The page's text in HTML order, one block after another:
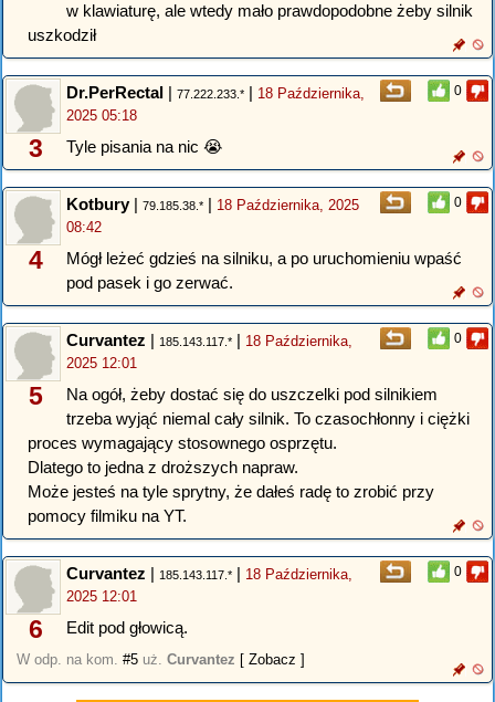
w klawiaturę, ale wtedy mało prawdopodobne żeby silnik
uszkodził
0
3
Dr.PerRectal | 77.222.233.* | 18 Października,
2025 05:18
Tyle pisania na nic 😭
0
4
Kotbury| 79.185.38.* | 18 Października, 2025
08:42
Mógł leżeć gdzieś na silniku, a po uruchomieniu wpaść
pod pasek i go zerwać.
0
5
Curvantez | 185.143.117.* | 18 Października,
2025 12:01
Na ogół, żeby dostać się do uszczelki pod silnikiem
trzeba wyjąć niemal cały silnik. To czasochłonny i ciężki
proces wymagający stosownego osprzętu.
Dlatego to jedna z droższych napraw.
Może jesteś na tyle sprytny, że dałeś radę to zrobić przy
pomocy filmiku na YT.
0
6
Curvantez | 185.143.117.* | 18 Października,
2025 12:01
Edit pod głowicą.
W odp. na kom. #5 uż. Curvantez [ Zobacz ]